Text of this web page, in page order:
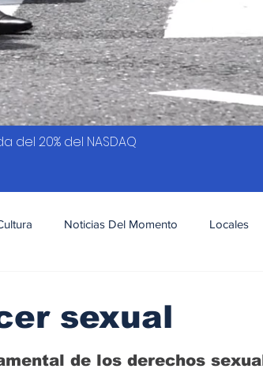
20% del NASDAQ
Noticias Del Momento Locales
sexual
de los derechos